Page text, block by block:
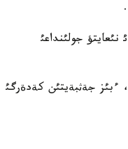
جولئنداعئ
ءبئز جةثبةيتئن كةدةرگئ